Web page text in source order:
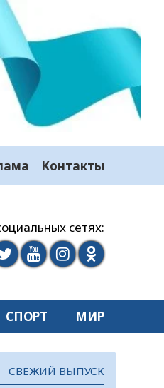
Контакты
сетях:
СПОРТ МИР
СВЕЖИЙ ВЫПУСК